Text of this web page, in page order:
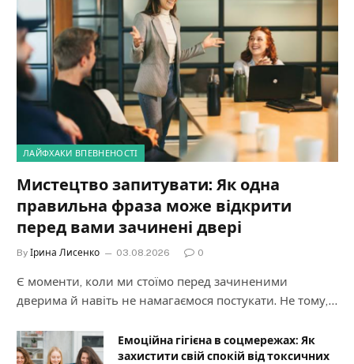
ЛАЙФХАКИ ВПЕВНЕНОСТІ
Мистецтво запитувати: Як одна
правильна фраза може відкрити
перед вами зачинені двері
By Ірина Лисенко 03.08.2026 0
Є моменти, коли ми стоїмо перед зачиненими
дверима й навіть не намагаємося постукати. Не тому,…
Емоційна гігієна в соцмережах: Як
захистити свій спокій від токсичних